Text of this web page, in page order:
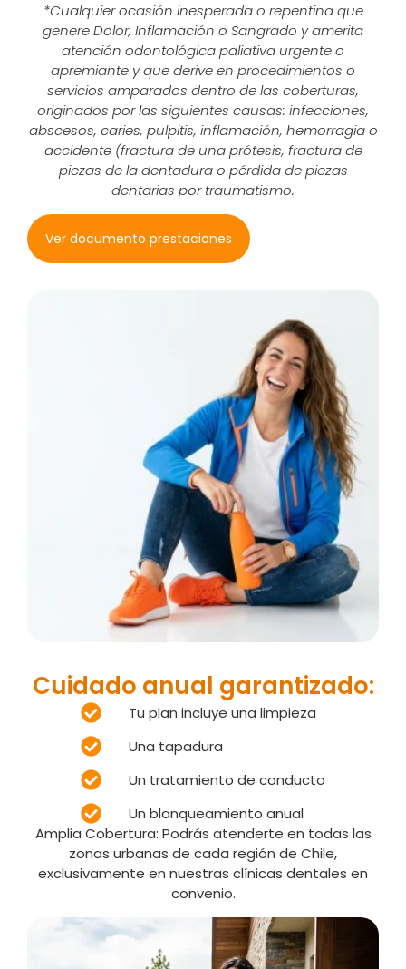
*Cualquier ocasión inesperada o repentina que
genere Dolor, Inflamación o Sangrado y amerita
atención odontológica paliativa urgente o
apremiante y que derive en procedimientos o
servicios amparados dentro de las coberturas,
originados por las siguientes causas: infecciones,
abscesos, caries, pulpitis, inflamación, hemorragia o
accidente (fractura de una prótesis, fractura de
piezas de la dentadura o pérdida de piezas
dentarias por traumatismo.
Ver documento prestaciones
Cuidado anual garantizado:
Tu plan incluye una limpieza
Una tapadura
Un tratamiento de conducto
Un blanqueamiento anual
Amplia Cobertura: Podrás atenderte en todas las
zonas urbanas de cada región de Chile,
exclusivamente en nuestras clínicas dentales en
convenio.